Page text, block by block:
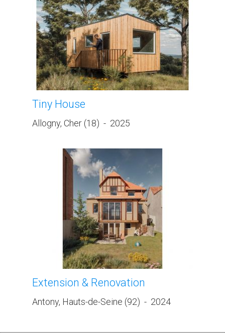
Tiny House
Allogny, Cher (18) - 2025
Extension & Renovation
Antony, Hauts-de-Seine (92) - 2024